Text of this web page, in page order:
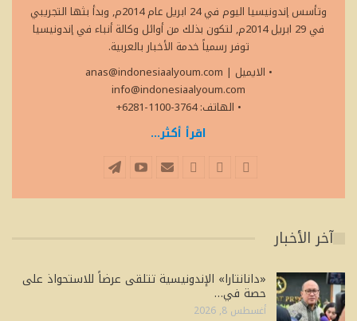
وتأسس إندونيسيا اليوم في 24 ابريل عام 2014م, وبدأ بثها التجريبي
في 29 ابريل 2014م, لتكون بذلك من أوائل وكالة أنباء في إندونيسيا
توفر رسمياً خدمة الأخبار بالعربية.
• الايميل
anas@indonesiaalyoum.com |
info@indonesiaalyoum.com
• الهاتف: 3764-1100-6281+
اقرأ أكثر...
آخر الأخبار
«دانانتارا» الإندونيسية تتلقى عرضاً للاستحواذ على
حصة في…
أغسطس 8, 2026